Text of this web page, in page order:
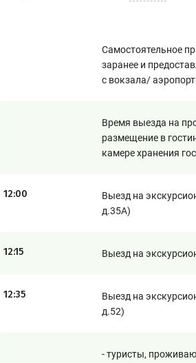
Самостоятельное
заранее и
с вокзала/
Время выезда на
размещение в
камере хранения
12:00
Выезд на
д.35А)
12:15 Выезд на
12:35
Выезд на
д.52)
- туристы,